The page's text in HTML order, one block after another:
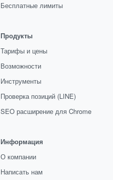
Бесплатные лимиты
Продукты
Тарифы и цены
Возможности
Инструменты
Проверка позиций (LINE)
SEO расширение для Chrome
Информация
О компании
Написать нам